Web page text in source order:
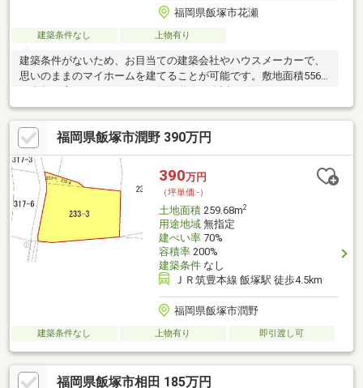
福岡県飯塚市花瀬
建築条件なし 上物有り
建築条件がないため、お目当ての建築会社やハウスメーカーで、
思いのままのマイホームを建てることが可能です。敷地面積556
車の出し入れもラクラクです。不動産情報も生活情報も詳しくご
案内可能です。不動産をお探しのあなたのお手伝いをさせてくだ
さい。お問い合わせをお待ちしております。
福岡県飯塚市潤野 390万円
390万円
（坪単価:-）
土地面積259.68m2
用途地域無指定
建ぺい率70%
容積率200%
建築条件なし
ＪＲ筑豊本線 飯塚駅 徒歩4.5km
福岡県飯塚市潤野
建築条件なし 上物有り 即引渡し可
福岡県飯塚市相田 185万円